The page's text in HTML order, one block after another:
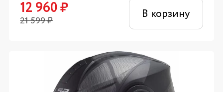
12 960₽
21 599₽ В корзину